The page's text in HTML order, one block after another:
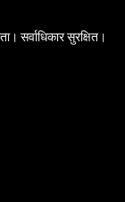
सर्वाधिकार सुरक्षित।